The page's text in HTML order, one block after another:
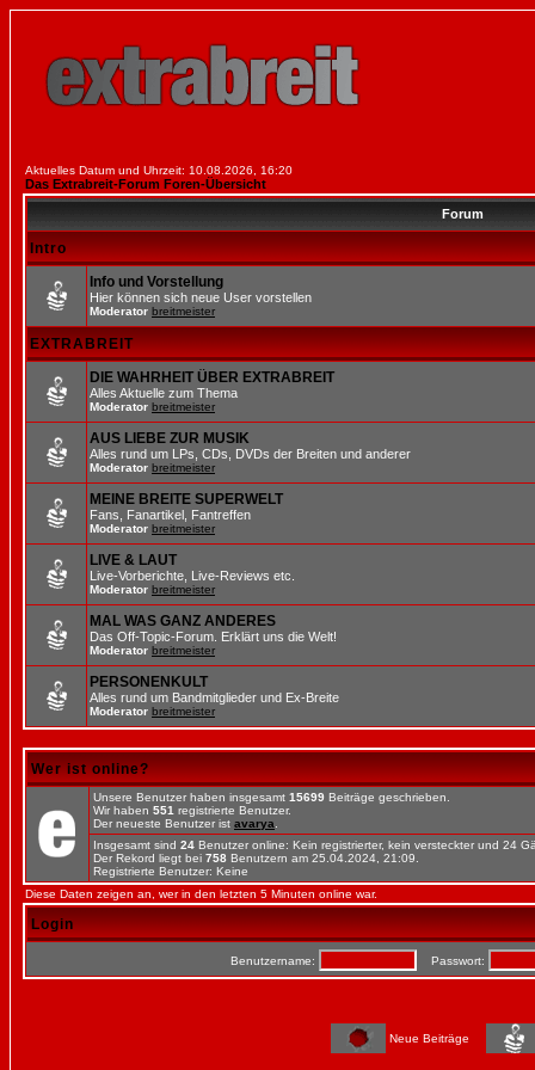
Aktuelles Datum und Uhrzeit: 10.08.2026, 16:20
Das Extrabreit-Forum Foren-Übersicht
Forum
Intro
Info und Vorstellung
Hier können sich neue User vorstellen
Moderator breitmeister
EXTRABREIT
DIE WAHRHEIT ÜBER EXTRABREIT
Alles Aktuelle zum Thema
Moderator breitmeister
AUS LIEBE ZUR MUSIK
Alles rund um LPs, CDs, DVDs der Breiten und anderer
Moderator breitmeister
MEINE BREITE SUPERWELT
Fans, Fanartikel, Fantreffen
Moderator breitmeister
LIVE & LAUT
Live-Vorberichte, Live-Reviews etc.
Moderator breitmeister
MAL WAS GANZ ANDERES
Das Off-Topic-Forum. Erklärt uns die Welt!
Moderator breitmeister
PERSONENKULT
Alles rund um Bandmitglieder und Ex-Breite
Moderator breitmeister
Wer ist online?
Unsere Benutzer haben insgesamt 15699 Beiträge geschrieben.
Wir haben 551 registrierte Benutzer.
Der neueste Benutzer ist avarya
Insgesamt sind 24 Benutzer online: Kein registrierter, kein versteckter und 24
Der Rekord liegt bei 758 Benutzern am 25.04.2024, 21:09.
Registrierte Benutzer: Keine
Diese Daten zeigen an, wer in den letzten 5 Minuten online war.
Login
Benutzername: Passwort:
Neue Beiträge